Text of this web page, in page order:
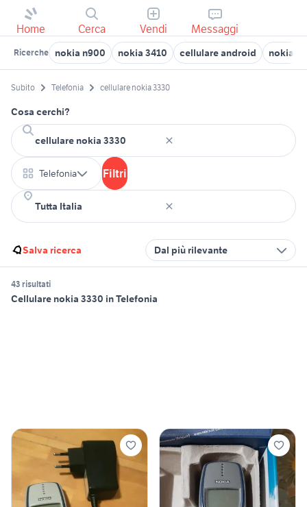
Home Cerca Vendi Messaggi
Ricerche nokia n900 nokia 3410 cellulare android nokia
Subito Telefonia cellulare nokia 3330
Cosa cerchi?
Telefonia Filtri
Salva ricerca Dal più rilevante
43 risultati
Cellulare nokia 3330 in Telefonia